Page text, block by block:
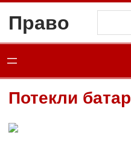
содержимому
Право
Потекли